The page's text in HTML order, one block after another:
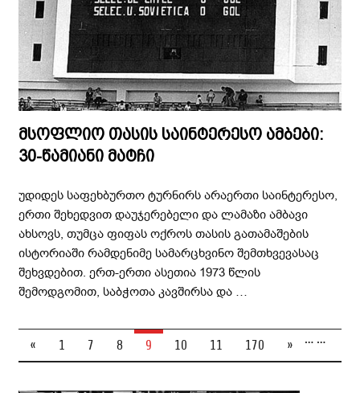
მსოფლიო თასის საინტერესო ამბები:
30-წამიანი მატჩი
უდიდეს საფეხბურთო ტურნირს არაერთი საინტერესო,
ერთი შეხედვით დაუჯერებელი და ლამაზი ამბავი
ახსოვს, თუმცა ფიფას ოქროს თასის გათამაშების
ისტორიაში რამდენიმე სამარცხვინო შემთხვევასაც
შეხვდებით. ერთ-ერთი ასეთია 1973 წლის
შემოდგომით, საბჭოთა კავშირსა და …
« 1 …
7 8 9 10 11 …
170 »